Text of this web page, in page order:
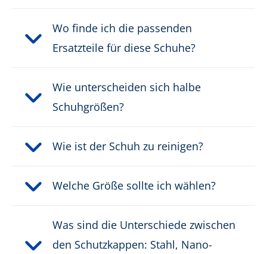
Wo finde ich die passenden
Ersatzteile für diese Schuhe?
Wie unterscheiden sich halbe
Schuhgrößen?
Wie ist der Schuh zu reinigen?
Welche Größe sollte ich wählen?
Was sind die Unterschiede zwischen
den Schutzkappen: Stahl, Nano-